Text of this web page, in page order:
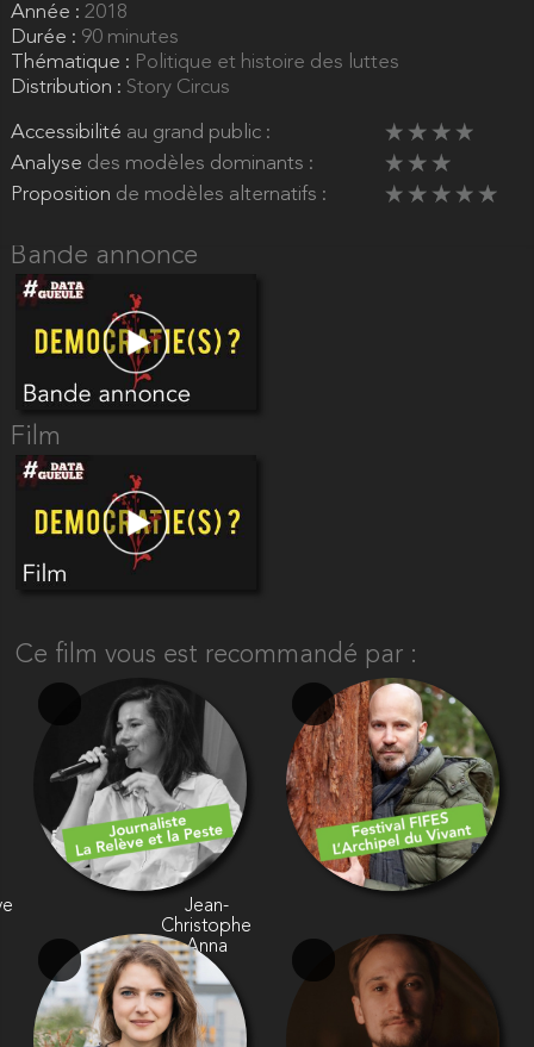
Année : 2018
Durée : 90 minutes
Thématique : Politique et histoire des luttes
Distribution : Story Circus
Accessibilité au grand public :
Analyse des modèles dominants :
Proposition de modèles alternatifs :
Bande annonce
Film
Ce film vous est recommandé par :
Jean-
Christophe
Anna